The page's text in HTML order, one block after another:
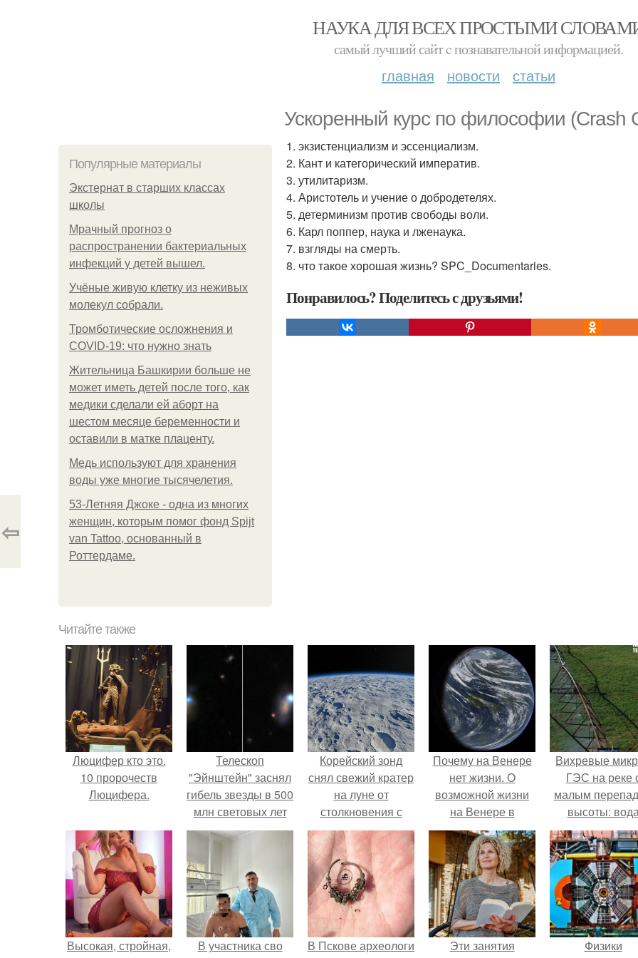
НАУКА ДЛЯ ВСЕХ ПРОСТЫМИ
самый лучший сайт c познавательной информацией.
главная новости статьи
Ускоренный кyрс по философии (Crash
Популярные материалы
Экстернат в старших классах
школы
Мрачный прогноз о
распространении бактериальных
инфекций у детей вышел.
Учёные живую клетку из неживых
молекул собрали.
Тромботические осложнения и
COVID-19: что нужно знать
Жительница Башкирии больше не
может иметь детей после того, как
медики сделали ей аборт на
шестом месяце беременности и
оставили в матке плаценту.
Медь используют для хранения
воды уже многие тысячелетия.
53-Летняя Джоке - одна из многих
женщин, которым помог фонд Spijt
van Tattoo, основанный в
Роттердаме.
1. экзистенциализм и эссенциализм.
2. Кант и категорический императив.
3. утилитаризм.
4. Аристотель и учение о добродетелях.
5. детерминизм против свободы воли.
6. Карл поппер, наука и лженаука.
7. взгляды на смерть.
8. что такое хорошая жизнь? SPC_Documentaries.
Понравилось? Поделитесь с друзьями!
⇦
Читайте также
Люцифер кто это.
10 пророчеств
Люцифера.
Телескоп
"Эйнштейн" заснял
гибель звезды в 500
млн световых лет
от земли.
Корейский зонд
снял свежий кратер
на луне от
столкновения с
обломком Falcon 9.
Почему на Венере
нет жизни. О
возможной жизни
на Венере в
прошлом.
Вихревые
ГЭС на реке
малым
высоты:
бетонной
вращает
турбину.
Высокая, стройная,
В участника сво
В Пскове археологи
Эти занятия
Физики